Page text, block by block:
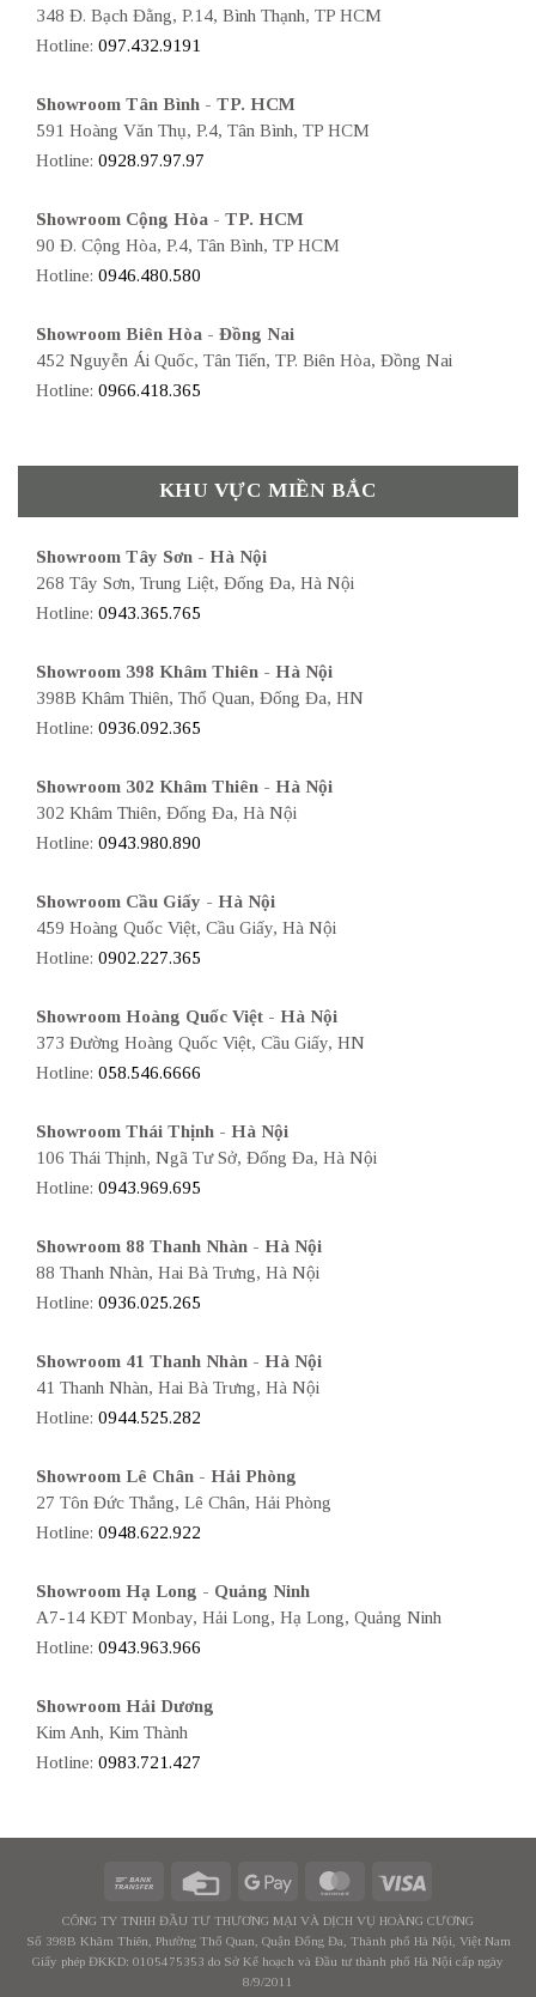
348 Đ. Bạch Đằng, P.14, Bình Thạnh, TP HCM
Hotline: 097.432.9191
Showroom Tân Bình - TP. HCM
591 Hoàng Văn Thụ, P.4, Tân Bình, TP HCM
Hotline: 0928.97.97.97
Showroom Cộng Hòa - TP. HCM
90 Đ. Cộng Hòa, P.4, Tân Bình, TP HCM
Hotline: 0946.480.580
Showroom Biên Hòa - Đồng Nai
452 Nguyễn Ái Quốc, Tân Tiến, TP. Biên Hòa, Đồng Nai
Hotline: 0966.418.365
KHU VỰC MIỀN BẮC
Showroom Tây Sơn - Hà Nội
268 Tây Sơn, Trung Liệt, Đống Đa, Hà Nội
Hotline: 0943.365.765
Showroom 398 Khâm Thiên - Hà Nội
398B Khâm Thiên, Thổ Quan, Đống Đa, HN
Hotline: 0936.092.365
Showroom 302 Khâm Thiên - Hà Nội
302 Khâm Thiên, Đống Đa, Hà Nội
Hotline: 0943.980.890
Showroom Cầu Giấy - Hà Nội
459 Hoàng Quốc Việt, Cầu Giấy, Hà Nội
Hotline: 0902.227.365
Showroom Hoàng Quốc Việt - Hà Nội
373 Đường Hoàng Quốc Việt, Cầu Giấy, HN
Hotline: 058.546.6666
Showroom Thái Thịnh - Hà Nội
106 Thái Thịnh, Ngã Tư Sở, Đống Đa, Hà Nội
Hotline: 0943.969.695
Showroom 88 Thanh Nhàn - Hà Nội
88 Thanh Nhàn, Hai Bà Trưng, Hà Nội
Hotline: 0936.025.265
Showroom 41 Thanh Nhàn - Hà Nội
41 Thanh Nhàn, Hai Bà Trưng, Hà Nội
Hotline: 0944.525.282
Showroom Lê Chân - Hải Phòng
27 Tôn Đức Thắng, Lê Chân, Hải Phòng
Hotline: 0948.622.922
Showroom Hạ Long - Quảng Ninh
A7-14 KĐT Monbay, Hải Long, Hạ Long, Quảng Ninh
Hotline: 0943.963.966
Showroom Hải Dương
Kim Anh, Kim Thành
Hotline: 0983.721.427
CÔNG TY TNHH ĐẦU TƯ THƯƠNG MẠI VÀ DỊCH VỤ HOÀNG CƯƠNG
Số 398B Khâm Thiên, Phường Thổ Quan, Quận Đống Đa, Thành phố Hà Nội, Việt Nam
Giấy phép ĐKKD: 0105475353 do Sở Kế hoạch và Đầu tư thành phố Hà Nội cấp ngày
8/9/2011